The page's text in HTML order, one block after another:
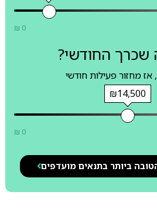
₪ 0
שכרך החודשי?
מחזור פעילות חודשי
₪14,500
₪ 0
ביותר בתנאים מועדפים